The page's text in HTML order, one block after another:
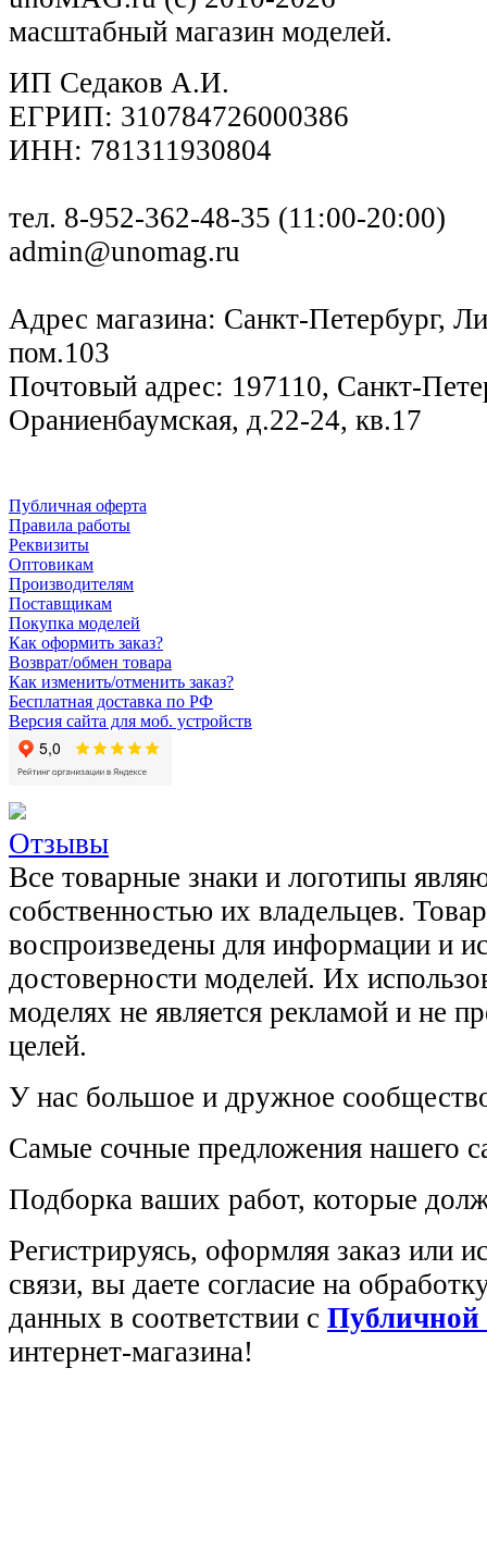
масштабный магазин моделей.
ИП Седаков А.И.
ЕГРИП: 310784726000386
ИНН: 781311930804
тел. 8-952-362-48-35 (11:00-20:00)
admin@unomag.ru
Адрес магазина: Санкт-Петербург,
пом.103
Почтовый адрес: 197110, Санкт-
Ораниенбаумская, д.22-24, кв.17
Публичная оферта
Правила работы
Реквизиты
Оптовикам
Производителям
Поставщикам
Покупка моделей
Как оформить заказ?
Возврат/обмен товара
Как изменить/отменить заказ?
Бесплатная доставка по РФ
Версия сайта для моб. устройств
Отзывы
Все товарные знаки и логотипы
собственностью их владельцев.
воспроизведены для информации и
достоверности моделей. Их
моделях не является рекламой и не
целей.
У нас большое и дружное
Самые сочные предложения нашего
Подборка ваших работ, которые
Регистрируясь, оформляя заказ или
связи, вы даете согласие на
данных в соответствии с Публичной
интернет-магазина!